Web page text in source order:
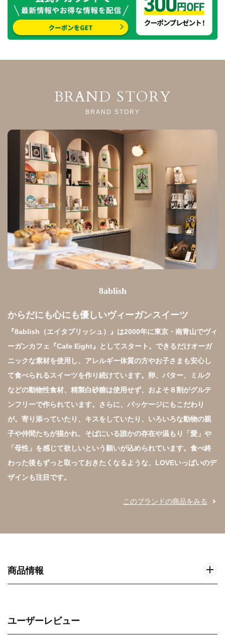
BRAND STORY
BRAND STORY
8ablish
からだにも心にも優しいヴィーガンスイーツ
『8ablish（エイタブリッシュ）』は2000年に東京・南青山でヴィ
ーガンカフェ『Cafe Eight』としてスタート。できるだけオーガ
ニックな素材を使用し、アレルギー体質の方やお子さまも安心し
て食べられるスイーツを作り続けています。卵、バター、ミルク
などの動物性食材、精製白砂糖は使用せず、およそ８割がグルテ
ンフリーで作られています。さらに、パッケージにもこだわり
が。寄り添っていたり、キスをしていたり、いろいろな動物の親
子や仲間たちが描かれ、そばにいる誰かの存在や温もり「愛」や
「母性」を感じて欲しいという願いが込められています。食べ終
わった後もずっと取っておきたくなるような、LOVEいっぱいのデ
ザインも注目です。
このブランドの商品をみる
商品情報
ユーザーレビュー